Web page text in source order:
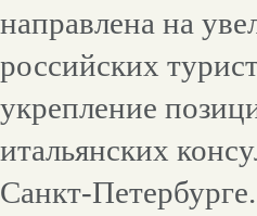
направлена на
российских
укрепление
итальянских
Санкт-